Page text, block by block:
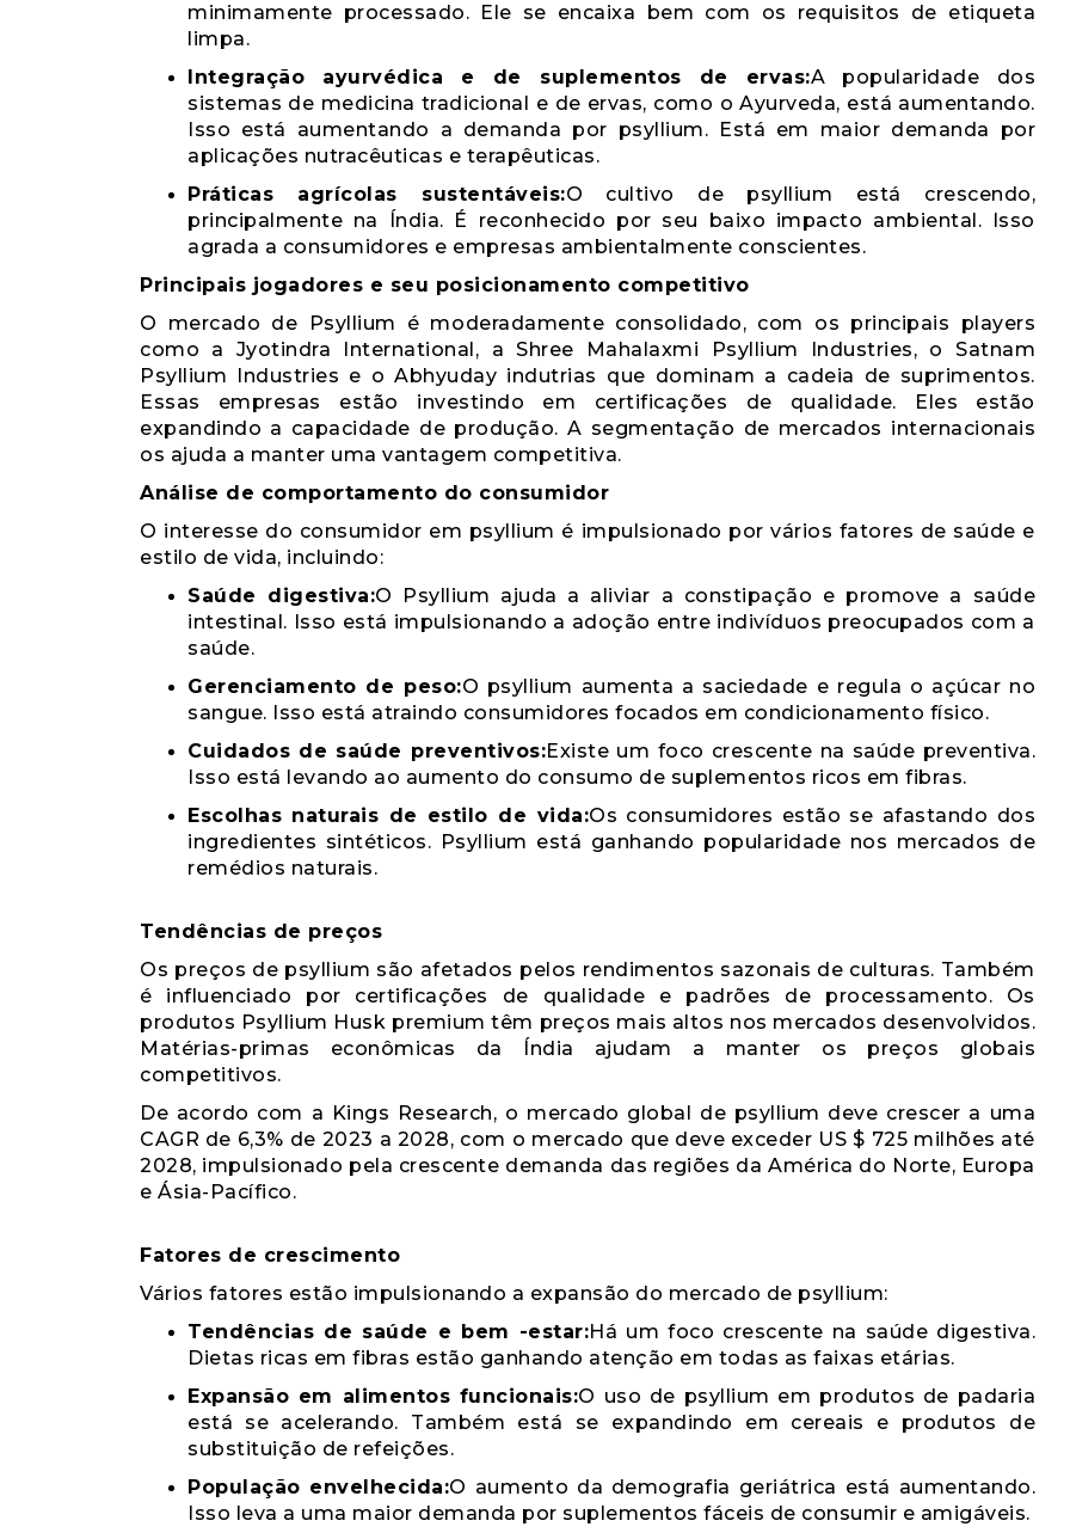
minimamente processado. Ele se encaixa bem com os requisitos de etiqueta
limpa.
Integração ayurvédica e de suplementos de ervas:A popularidade dos
sistemas de medicina tradicional e de ervas, como o Ayurveda, está aumentando.
Isso está aumentando a demanda por psyllium. Está em maior demanda por
aplicações nutracêuticas e terapêuticas.
Práticas agrícolas sustentáveis:O cultivo de psyllium está crescendo,
principalmente na Índia. É reconhecido por seu baixo impacto ambiental. Isso
agrada a consumidores e empresas ambientalmente conscientes.
Principais jogadores e seu posicionamento competitivo
O mercado de Psyllium é moderadamente consolidado, com os principais players
como a Jyotindra International, a Shree Mahalaxmi Psyllium Industries, o Satnam
Psyllium Industries e o Abhyuday indutrias que dominam a cadeia de suprimentos.
Essas empresas estão investindo em certificações de qualidade. Eles estão
expandindo a capacidade de produção. A segmentação de mercados internacionais
os ajuda a manter uma vantagem competitiva.
Análise de comportamento do consumidor
O interesse do consumidor em psyllium é impulsionado por vários fatores de saúde e
estilo de vida, incluindo:
Saúde digestiva:O Psyllium ajuda a aliviar a constipação e promove a saúde
intestinal. Isso está impulsionando a adoção entre indivíduos preocupados com a
saúde.
Gerenciamento de peso:O psyllium aumenta a saciedade e regula o açúcar no
sangue. Isso está atraindo consumidores focados em condicionamento físico.
Cuidados de saúde preventivos:Existe um foco crescente na saúde preventiva.
Isso está levando ao aumento do consumo de suplementos ricos em fibras.
Escolhas naturais de estilo de vida:Os consumidores estão se afastando dos
ingredientes sintéticos. Psyllium está ganhando popularidade nos mercados de
remédios naturais.
Tendências de preços
Os preços de psyllium são afetados pelos rendimentos sazonais de culturas. Também
é influenciado por certificações de qualidade e padrões de processamento. Os
produtos Psyllium Husk premium têm preços mais altos nos mercados desenvolvidos.
Matérias-primas econômicas da Índia ajudam a manter os preços globais
competitivos.
De acordo com a Kings Research, o mercado global de psyllium deve crescer a uma
CAGR de 6,3% de 2023 a 2028, com o mercado que deve exceder US $ 725 milhões até
2028, impulsionado pela crescente demanda das regiões da América do Norte, Europa
e Ásia-Pacífico.
Fatores de crescimento
Vários fatores estão impulsionando a expansão do mercado de psyllium:
Tendências de saúde e bem -estar:Há um foco crescente na saúde digestiva.
Dietas ricas em fibras estão ganhando atenção em todas as faixas etárias.
Expansão em alimentos funcionais:O uso de psyllium em produtos de padaria
está se acelerando. Também está se expandindo em cereais e produtos de
substituição de refeições.
População envelhecida:O aumento da demografia geriátrica está aumentando.
Isso leva a uma maior demanda por suplementos fáceis de consumir e amigáveis.